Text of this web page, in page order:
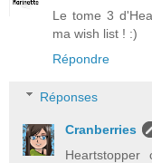
Le tome 3
ma wish list ! :)
Répondre
Réponses
Cranberries